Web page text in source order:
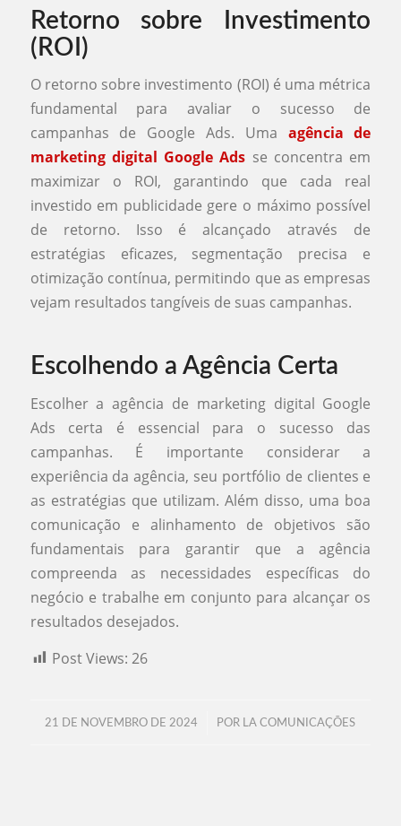
Retorno sobre Investimento
(ROI)
O retorno sobre investimento (ROI) é uma métrica
fundamental para avaliar o sucesso de
campanhas de Google Ads. Uma agência de
marketing digital Google Ads se concentra em
maximizar o ROI, garantindo que cada real
investido em publicidade gere o máximo possível
de retorno. Isso é alcançado através de
estratégias eficazes, segmentação precisa e
otimização contínua, permitindo que as empresas
vejam resultados tangíveis de suas campanhas.
Escolhendo a Agência Certa
Escolher a agência de marketing digital Google
Ads certa é essencial para o sucesso das
campanhas. É importante considerar a
experiência da agência, seu portfólio de clientes e
as estratégias que utilizam. Além disso, uma boa
comunicação e alinhamento de objetivos são
fundamentais para garantir que a agência
compreenda as necessidades específicas do
negócio e trabalhe em conjunto para alcançar os
resultados desejados.
Post Views: 26
21 DE NOVEMBRO DE 2024
/ POR LA COMUNICAÇÕES